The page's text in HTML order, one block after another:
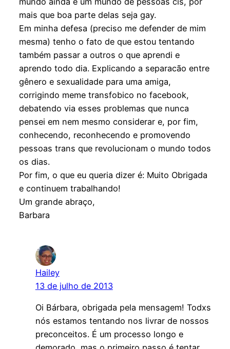
mais que boa parte delas seja gay.
Em minha defesa (preciso me defender de mim
mesma) tenho o fato de que estou tentando
também passar a outros o que aprendi e
aprendo todo dia. Explicando a separacão entre
gênero e sexualidade para uma amiga,
corrigindo meme transfobico no facebook,
debatendo via esses problemas que nunca
pensei em nem mesmo considerar e, por fim,
conhecendo, reconhecendo e promovendo
pessoas trans que revolucionam o mundo todos
os dias.
Por fim, o que eu queria dizer é: Muito Obrigada
e continuem trabalhando!
Um grande abraço,
Barbara
Hailey
13 de julho de 2013
Oi Bárbara, obrigada pela mensagem! Todxs
nós estamos tentando nos livrar de nossos
preconceitos. É um processo longo e